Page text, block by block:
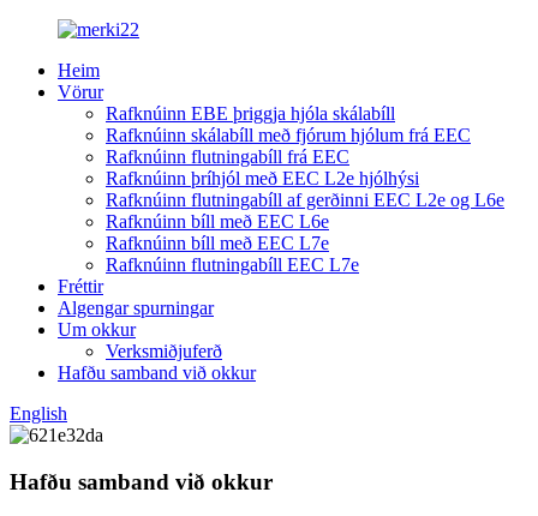
Heim
Vörur
Rafknúinn EBE þriggja hjóla skálabíll
Rafknúinn skálabíll með fjórum hjólum frá EEC
Rafknúinn flutningabíll frá EEC
Rafknúinn þríhjól með EEC L2e hjólhýsi
Rafknúinn flutningabíll af gerðinni EEC L2e og L6e
Rafknúinn bíll með EEC L6e
Rafknúinn bíll með EEC L7e
Rafknúinn flutningabíll EEC L7e
Fréttir
Algengar spurningar
Um okkur
Verksmiðjuferð
Hafðu samband við okkur
English
Hafðu samband við okkur